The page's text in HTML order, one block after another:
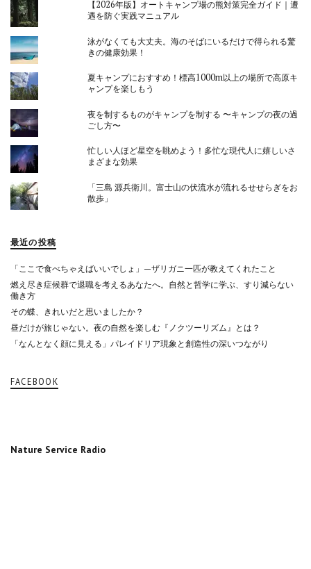
【2026年版】オートキャンプ場の熊対策完全ガイド｜遭
遇を防ぐ実践マニュアル
泳がなくても大丈夫。海のそばにいるだけで得られる驚
きの健康効果！
夏キャンプにおすすめ！標高1000m以上の場所で高原キ
ャンプを楽しもう
夜を制するものがキャンプを制する 〜キャンプの夜の過
ごし方〜
忙しい人ほど星空を眺めよう！多忙な現代人に嬉しいさ
まざまな効果
「三島 源兵衛川。富士山の伏流水が流れるせせらぎをお
散歩」
最近の投稿
「ここで食べちゃえばいいでしょ」—ザリガニ一匹が教えてくれたこと
燃え尽き症候群で退職を考えるあなたへ。自然と哲学に学ぶ、すり減らない
働き方
その蝶、きれいだと思いましたか？
昼だけが旅じゃない。夜の自然を楽しむ『ノクツーリズム』とは？
「なんとなく顔に見える」パレイドリア現象と創造性の深いつながり
FACEBOOK
Nature Service Radio